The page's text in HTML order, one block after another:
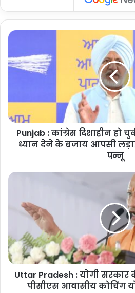
Punjab
कांग्रेस
दिशाहीन
है,
पंजाब
के
के
है-
बलतेज
पन्नू
Punjab : कांग्रेस दिशाहीन हो
ध्यान देने के बजाय आपसी
पन्नू
Uttar
निःशुल्क
आईएएस-
पीसीएस
आवासीय
Uttar Pradesh : योगी
पीसीएस आवासीय कोचिंग